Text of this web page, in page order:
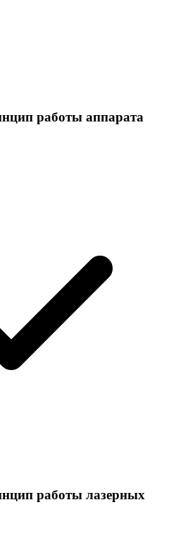
работы аппарата
работы лазерных